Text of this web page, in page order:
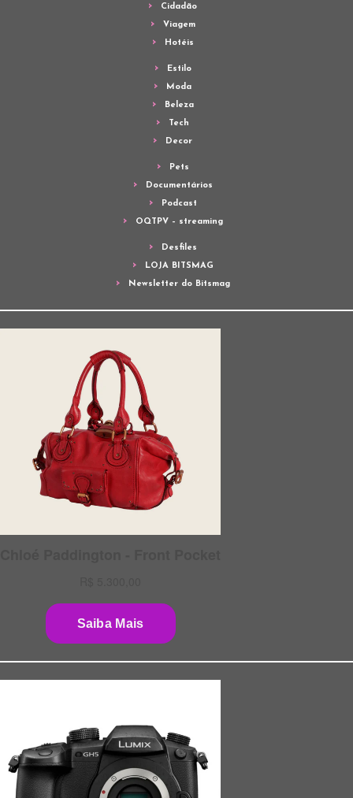
Cidadão
Viagem
Hotéis
Estilo
Moda
Beleza
Tech
Decor
Pets
Documentários
Podcast
OQTPV – streaming
Desfiles
LOJA BITSMAG
Newsletter do Bitsmag